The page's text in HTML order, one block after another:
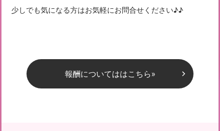
少しでも気になる方はお気軽にお問合せください♪♪
報酬についてははこちら»